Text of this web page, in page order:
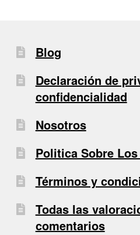
Blog
Declaración de
confidencialidad
Nosotros
Politica Sobre
Términos y
Todas las
comentarios